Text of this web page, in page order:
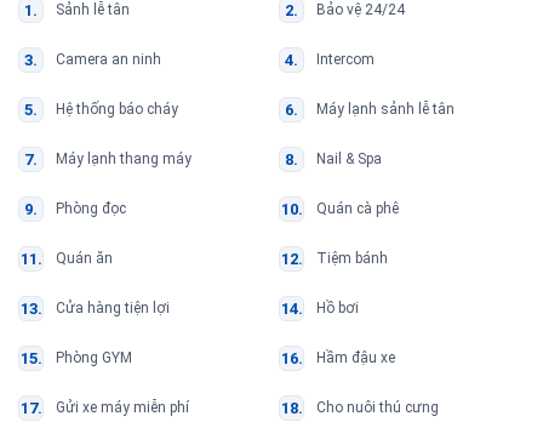
Sảnh lễ tân Bảo vệ 24/24
Camera an ninh Intercom
Hệ thống báo cháy Máy lạnh sảnh lễ tân
Máy lạnh thang máy Nail & Spa
Phòng đọc Quán cà phê
Quán ăn Tiệm bánh
Cửa hàng tiện lợi Hồ bơi
Phòng GYM Hầm đậu xe
Gửi xe máy miễn phí Cho nuôi thú cưng